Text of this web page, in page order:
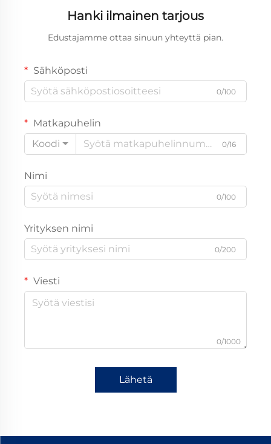
Hanki ilmainen tarjous
Edustajamme ottaa sinuun yhteyttä pian.
Sähköposti
0/100
Matkapuhelin
Koodi
0/16
Nimi
0/100
Yrityksen nimi
0/200
Viesti
0/1000
Lähetä